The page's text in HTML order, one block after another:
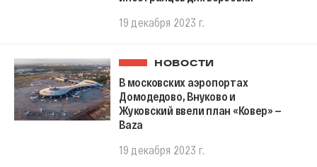
19 декабря 2023 г.
НОВОСТИ
В московских аэропортах
Домодедово, Внуково и
Жуковский ввели план «Ковер» —
Baza
19 декабря 2023 г.